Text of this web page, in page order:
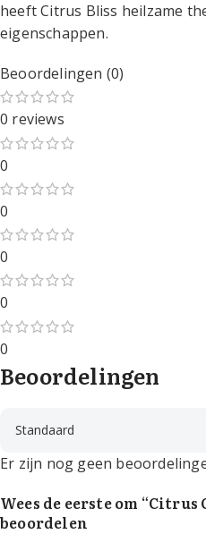
heeft Citrus Bliss heilzame
eigenschappen.
Beoordelingen (0)
0 reviews
0
0
0
0
0
Beoordelingen
Er zijn nog geen
Wees de eerste om
beoordelen